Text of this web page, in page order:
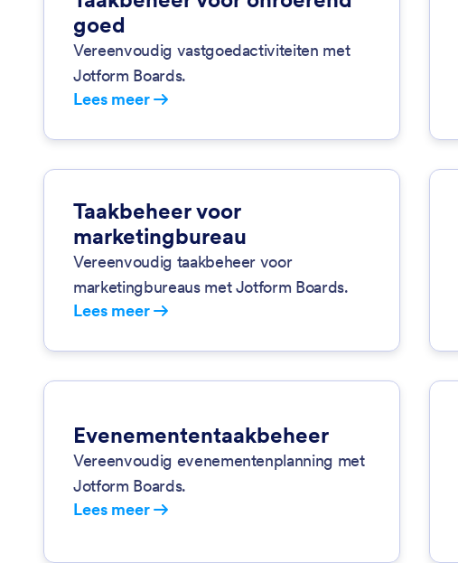
goed
Vereenvoudig vastgoedactiviteiten met
Jotform Boards.
Lees meer
Taakbeheer voor
marketingbureau
Vereenvoudig taakbeheer voor
marketingbureaus met Jotform Boards.
Lees meer
Evenemententaakbeheer
Vereenvoudig evenementenplanning met
Jotform Boards.
Lees meer